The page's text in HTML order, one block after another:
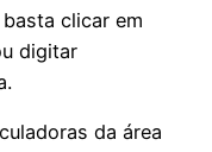
clicar em
digitar
da área